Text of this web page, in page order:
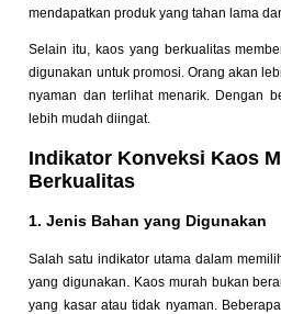
mendapatkan produk yang tahan lama
Selain itu, kaos yang berkualitas
digunakan untuk promosi. Orang akan
nyaman dan terlihat menarik. Dengan
lebih mudah diingat.
Indikator Konveksi Kaos
Berkualitas
1. Jenis Bahan yang Digunakan
Salah satu indikator utama dalam
yang digunakan. Kaos murah bukan
yang kasar atau tidak nyaman.